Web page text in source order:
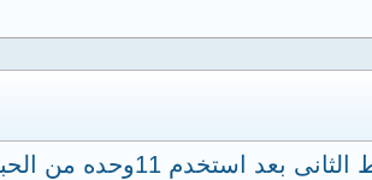
فى شهر رمضان وصلت حبوب